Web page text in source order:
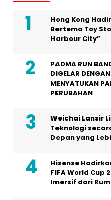
Hong Kong
Bertema Toy
Harbour City”
PADMA RUN
DIGELAR
MENYATUKAN
PERUBAHAN
Weichai Lansir
Teknologi
Depan yang
Hisense
FIFA World Cup
Imersif dari